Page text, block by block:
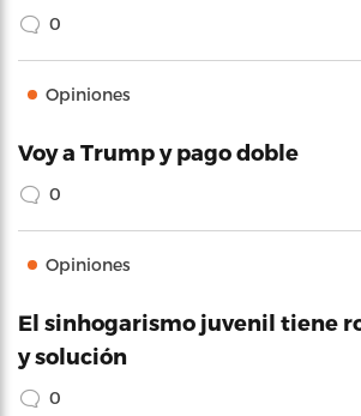
0
Opiniones
Voy a Trump y pago doble
0
Opiniones
El sinhogarismo juvenil tiene
y solución
0